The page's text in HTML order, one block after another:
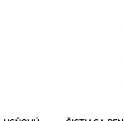
na
CLEAN +
všetky druhy
čistenia obuvi